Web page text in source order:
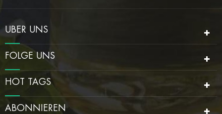
ÜBER UNS
FOLGE UNS
HOT TAGS
ABONNIEREN